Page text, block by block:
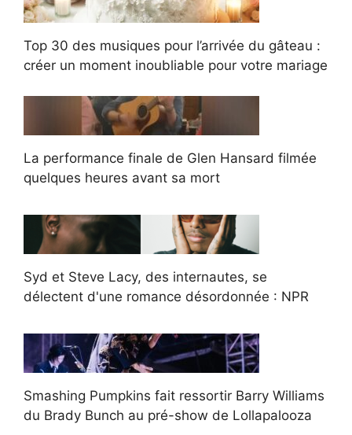
Top 30 des musiques pour l’arrivée du gâteau :
créer un moment inoubliable pour votre mariage
La performance finale de Glen Hansard filmée
quelques heures avant sa mort
Syd et Steve Lacy, des internautes, se
délectent d'une romance désordonnée : NPR
Smashing Pumpkins fait ressortir Barry Williams
du Brady Bunch au pré-show de Lollapalooza